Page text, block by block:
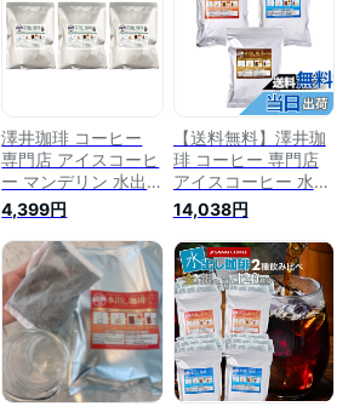
無料 銀の水出し珈琲
福袋 ルナブレンド
プレミアム 贅沢 高
澤井珈琲 コーヒー
専門店 アイスコーヒ
ー マンデリン 水出
し珈琲パック 10パッ
ク × 3袋 セット
4,399円
【送料無料】澤井珈
琲 コーヒー 専門店
アイスコーヒー 水出
しコーヒー 金と銀の
水出し珈琲パック
14,038円